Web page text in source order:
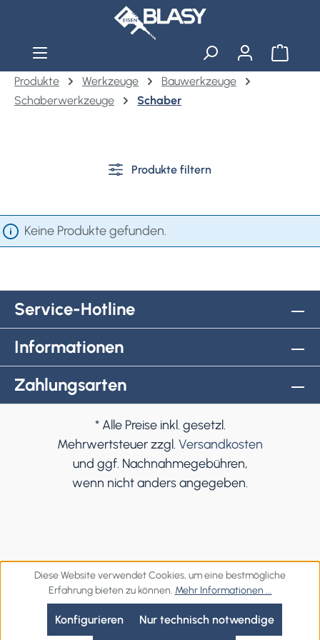
Zum Hauptinhalt springen
Produkte
Werkzeuge
Bauwerkzeuge
Schaberwerkzeuge
Schaber
Produkte filtern
Keine Produkte gefunden.
Service-Hotline
Informationen
Zahlungsarten
* Alle Preise inkl. gesetzl.
Mehrwertsteuer zzgl. Versandkosten
und ggf. Nachnahmegebühren,
wenn nicht anders angegeben.
Diese Website verwendet Cookies, um eine bestmögliche
Erfahrung bieten zu können. Mehr Informationen ...
Nur technisch notwendige
Konfigurieren